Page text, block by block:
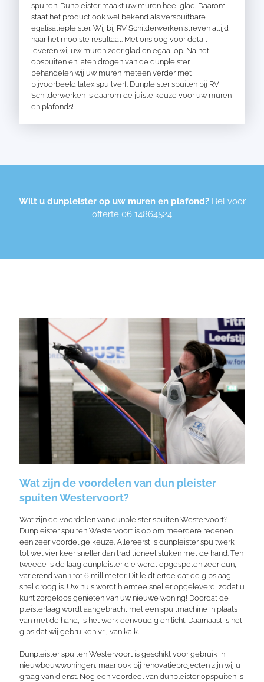
spuiten. Dunpleister maakt uw muren heel glad. Daarom
staat het product ook wel bekend als verspuitbare
egalisatiepleister. Wij bij RV Schilderwerken streven altijd
naar het mooiste resultaat. Met ons oog voor detail
leveren wij uw muren zeer glad en egaal op. Na het
opspuiten en laten drogen van de dunpleister,
behandelen wij uw muren meteen verder met
bijvoorbeeld latex spuitverf. Dunpleister spuiten bij RV
Schilderwerken is daarom de juiste keuze voor uw muren
en plafonds!
Wilt u dunpleister op uw muren en plafond?Bel voor
offerte 06 14864524
Wat zijn de voordelen van dun pleister
spuiten Westervoort?
Wat zijn de voordelen van dunpleister spuiten Westervoort?
Dunpleister spuiten Westervoort is op om meerdere redenen
een zeer voordelige keuze. Allereerst is dunpleister spuitwerk
tot wel vier keer sneller dan traditioneel stuken met de hand. Ten
tweede is de laag dunpleister die wordt opgespoten zeer dun,
variërend van 1 tot 6 millimeter. Dit leidt ertoe dat de gipslaag
snel droog is. Uw huis wordt hiermee sneller opgeleverd, zodat u
kunt zorgeloos genieten van uw nieuwe woning! Doordat de
pleisterlaag wordt aangebracht met een spuitmachine in plaats
van met de hand, is het werk eenvoudig en licht. Daarnaast is het
gips dat wij gebruiken vrij van kalk.
Dunpleister spuiten Westervoort is geschikt voor gebruik in
nieuwbouwwoningen, maar ook bij renovatieprojecten zijn wij u
graag van dienst. Nog een voordeel van dunpleister opspuiten is